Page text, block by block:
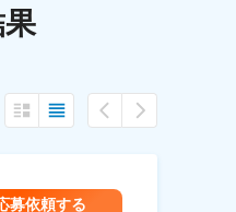
募依頼する